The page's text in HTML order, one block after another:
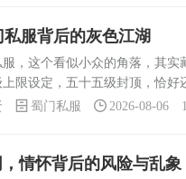
服背后的灰色江湖
，这个看似小众的角落，其
限设定，五十五级封顶，恰好
备，却保留了野外BOSS、帮
蜀门私服 2026-08-06
情怀背后的风险与乱象